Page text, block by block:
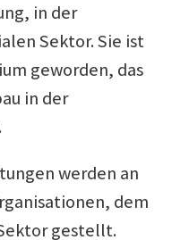
in der
Sektor. Sie ist
geworden, das
in der
werden an
dem
gestellt.